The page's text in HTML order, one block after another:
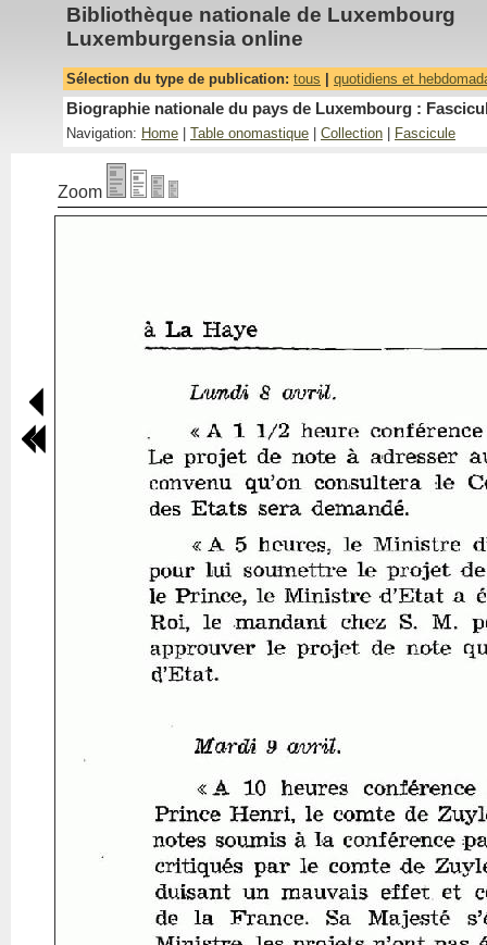
Bibliothèque nationale de Luxembourg
Luxemburgensia online
Sélection du type de publication: tous quotidiens et
Biographie nationale du pays de Luxembourg :
Navigation: Home Table onomastique Collection Fascicule
Zoom